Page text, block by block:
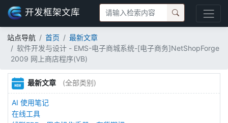
开发框架文库
站点导航 首页
最新文章
软件开发与设计 - EMS-电子商城系统-[电子商务]NetShopForge
2009 网上商店程序(VB)
最新文章 (全部类别)
AI 使用笔记
在线工具